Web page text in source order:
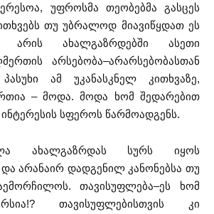
უფროსმა თეობებმა გასცეს
თუ უბრალოდ მიავიწყდათ ეს
ახალგაზრდებში ასეთი
არსებობა–არარსებობასთან
ამ უკანასკნელ კითხვაზე,
– მოდა. მოდა ხომ შედარებით
სფეროს წარმოადგენს.
ახალგაზრდას სურს იყოს
არანაირ დადგენილ კანონებსა თუ
თავისუფლება–ეს ხომ
თავისუფლებისთვის კი